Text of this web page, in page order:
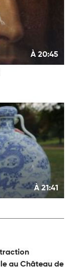
À 20:45
À 21:41
au Château de